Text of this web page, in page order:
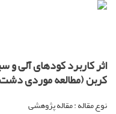
اثر کاربرد کودهای آلی
کربن (مطالعه موردی
نوع مقاله : مقاله پژوهشی